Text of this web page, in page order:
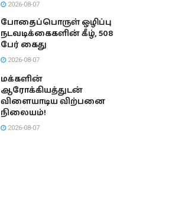
2026-08-07
போதைப்பொருள் ஒழிப்பு
நடவடிக்கைகளின் கீழ், 508
பேர் கைது
2026-08-07
மக்களின்
ஆரோக்கியத்துடன்
விளையாடிய விற்பனை
நிலையம்!
2026-08-07